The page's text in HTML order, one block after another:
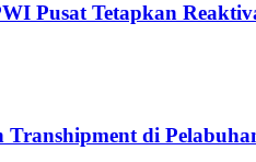
Pusat Tetapkan
Transhipment di